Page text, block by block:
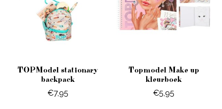
TOPModel stationary
backpack
€7,95
Topmodel Make up
kleurboek
€5,95